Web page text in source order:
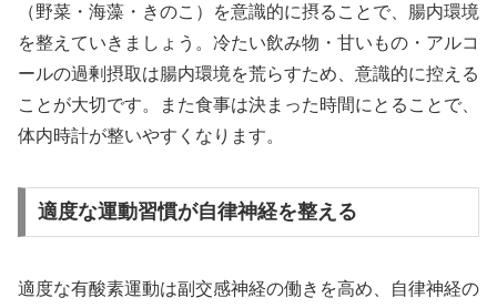
（野菜・海藻・きのこ）を意識的に摂ることで、腸内環境
を整えていきましょう。冷たい飲み物・甘いもの・アルコ
ールの過剰摂取は腸内環境を荒らすため、意識的に控える
ことが大切です。また食事は決まった時間にとることで、
体内時計が整いやすくなります。
適度な運動習慣が自律神経を整える
適度な有酸素運動は副交感神経の働きを高め、自律神経の